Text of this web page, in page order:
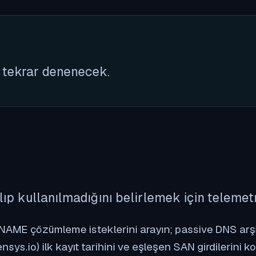
denenecek.
kullanılmadığını belirlemek için
çözümleme isteklerini arayın; passive DNS
ilk kayıt tarihini ve eşleşen SAN girdilerini